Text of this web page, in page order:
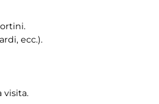
ecc.).
visita.